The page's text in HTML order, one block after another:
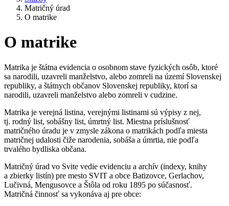
Matričný úrad
O matrike
O matrike
Matrika je štátna evidencia o osobnom stave fyzických osôb, ktoré
sa narodili, uzavreli manželstvo, alebo zomreli na území Slovenskej
republiky, a štátnych občanov Slovenskej republiky, ktorí sa
narodili, uzavreli manželstvo alebo zomreli v cudzine.
Matrika je verejná listina, verejnými listinami sú výpisy z nej,
tj. rodný list, sobášny list, úmrtný list. Miestna príslušnosť
matričného úradu je v zmysle zákona o matrikách podľa miesta
matričnej udalosti čiže narodenia, sobáša a úmrtia, nie podľa
trvalého bydliska občana.
Matričný úrad vo Svite vedie evidenciu a archív (indexy, knihy
a zbierky listín) pre mesto SVIT a obce Batizovce, Gerlachov,
Lučivná, Mengusovce a Štôla od roku 1895 po súčasnosť.
Matričná činnosť sa vykonáva aj pre obce: